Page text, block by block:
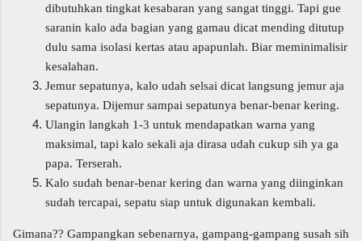
dibutuhkan tingkat kesabaran yang sangat tinggi. Tapi gue
saranin kalo ada bagian yang gamau dicat mending ditutup
dulu sama isolasi kertas atau apapunlah. Biar meminimalisir
kesalahan.
Jemur sepatunya, kalo udah selsai dicat langsung jemur aja
sepatunya. Dijemur sampai sepatunya benar-benar kering.
Ulangin langkah 1-3 untuk mendapatkan warna yang
maksimal, tapi kalo sekali aja dirasa udah cukup sih ya ga
papa. Terserah.
Kalo sudah benar-benar kering dan warna yang diinginkan
sudah tercapai, sepatu siap untuk digunakan kembali.
Gimana?? Gampangkan sebenarnya, gampang-gampang susah sih